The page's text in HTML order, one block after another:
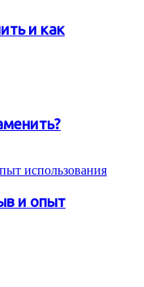
и как
и опыт